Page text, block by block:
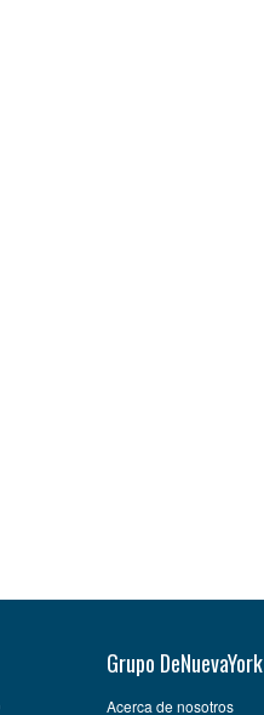
Grupo DeNuevaYork
Acerca de nosotros